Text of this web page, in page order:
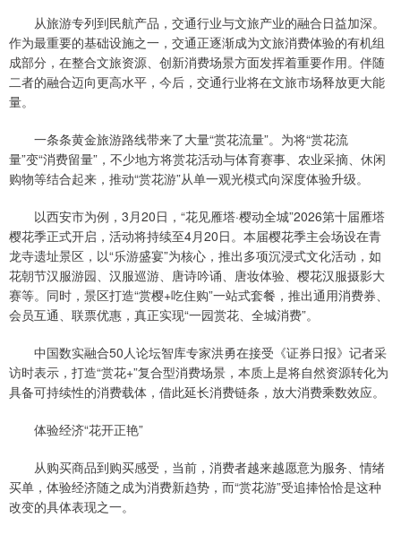
从旅游专列到民航产品，交通行业与文旅产业的融合日益加深。
作为最重要的基础设施之一，交通正逐渐成为文旅消费体验的有机组
成部分，在整合文旅资源、创新消费场景方面发挥着重要作用。伴随
二者的融合迈向更高水平，今后，交通行业将在文旅市场释放更大能
量。
一条条黄金旅游路线带来了大量“赏花流量”。为将“赏花流
量”变“消费留量”，不少地方将赏花活动与体育赛事、农业采摘、休闲
购物等结合起来，推动“赏花游”从单一观光模式向深度体验升级。
以西安市为例，3月20日，“花见雁塔·樱动全城”2026第十届雁塔
樱花季正式开启，活动将持续至4月20日。本届樱花季主会场设在青
龙寺遗址景区，以“乐游盛宴”为核心，推出多项沉浸式文化活动，如
花朝节汉服游园、汉服巡游、唐诗吟诵、唐妆体验、樱花汉服摄影大
赛等。同时，景区打造“赏樱+吃住购”一站式套餐，推出通用消费券、
会员互通、联票优惠，真正实现“一园赏花、全城消费”。
中国数实融合50人论坛智库专家洪勇在接受《证券日报》记者采
访时表示，打造“赏花+”复合型消费场景，本质上是将自然资源转化为
具备可持续性的消费载体，借此延长消费链条，放大消费乘数效应。
体验经济“花开正艳”
从购买商品到购买感受，当前，消费者越来越愿意为服务、情绪
买单，体验经济随之成为消费新趋势，而“赏花游”受追捧恰恰是这种
改变的具体表现之一。